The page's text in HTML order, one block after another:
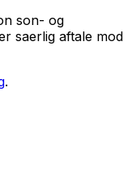
son- og
saerlig aftale mod
.